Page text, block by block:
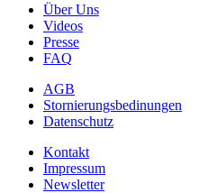
Über Uns
Videos
Presse
FAQ
AGB
Stornierungsbedinungen
Datenschutz
Kontakt
Impressum
Newsletter